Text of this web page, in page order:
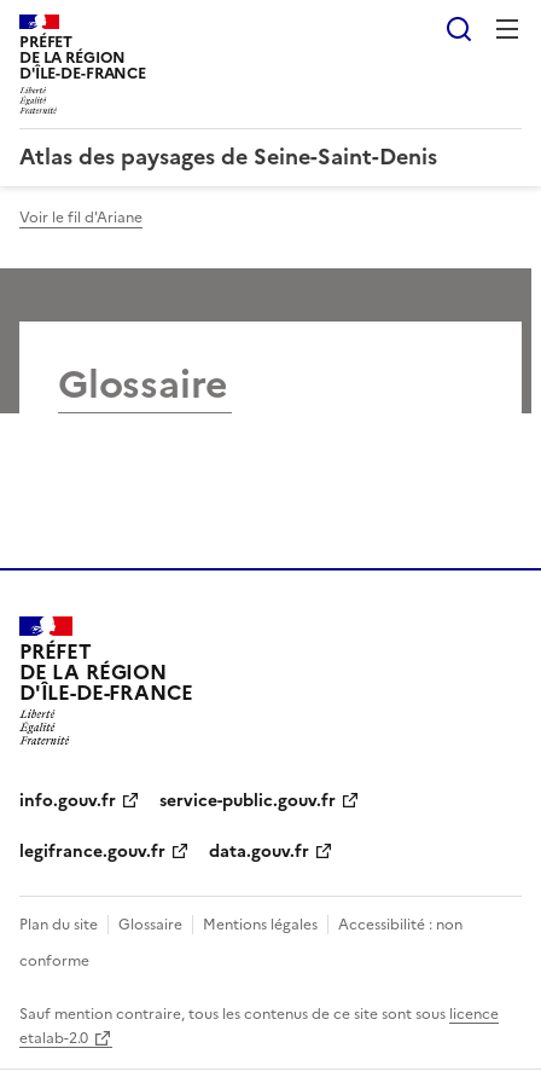
PRÉFET
DE LA RÉGION
D'ÎLE-DE-FRANCE
Atlas des paysages de Seine-Saint-Denis
Voir le fil d'Ariane
Glossaire
PRÉFET
DE LA RÉGION
D'ÎLE-DE-FRANCE
info.gouv.fr
service-public.gouv.fr
legifrance.gouv.fr
data.gouv.fr
Plan du site Glossaire Mentions légales
Accessibilité : non
conforme
Sauf mention contraire, tous les contenus de ce site sont sous licence
etalab-2.0